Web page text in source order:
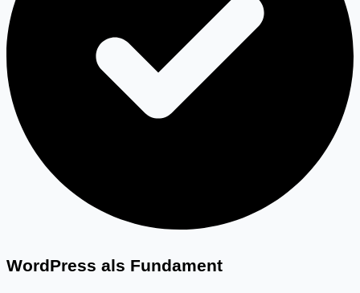
WordPress als Fundament